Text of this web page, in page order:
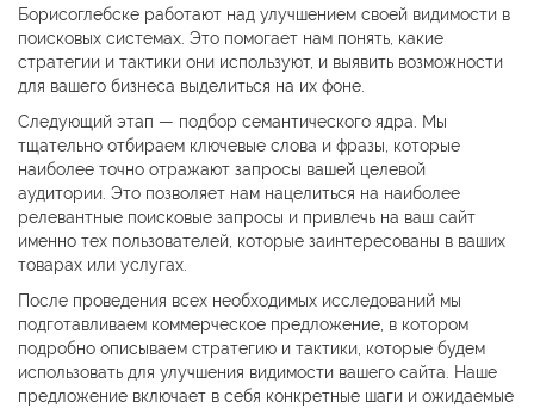
Борисоглебске работают над улучшением своей видимости в
поисковых системах. Это помогает нам понять, какие
стратегии и тактики они используют, и выявить возможности
для вашего бизнеса выделиться на их фоне.
Следующий этап — подбор семантического ядра. Мы
тщательно отбираем ключевые слова и фразы, которые
наиболее точно отражают запросы вашей целевой
аудитории. Это позволяет нам нацелиться на наиболее
релевантные поисковые запросы и привлечь на ваш сайт
именно тех пользователей, которые заинтересованы в ваших
товарах или услугах.
После проведения всех необходимых исследований мы
подготавливаем коммерческое предложение, в котором
подробно описываем стратегию и тактики, которые будем
использовать для улучшения видимости вашего сайта. Наше
предложение включает в себя конкретные шаги и ожидаемые